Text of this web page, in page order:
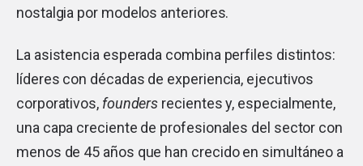
nostalgia por modelos anteriores.
La asistencia esperada combina perfiles distintos:
líderes con décadas de experiencia, ejecutivos
corporativos, founders recientes y, especialmente,
una capa creciente de profesionales del sector con
menos de 45 años que han crecido en simultáneo a